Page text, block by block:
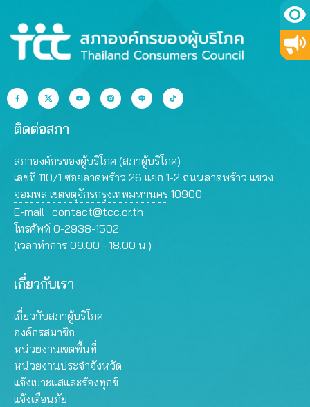
ติดต่อสภา
สภาองค์กรของผู้บริโภค (สภาผู้บริโภค)
เลขที่ 110/1 ซอยลาดพร้าว 26 แยก 1-2 ถนนลาดพร้าว แขวง
จอมพล เขตจตุจักรกรุงเทพมหานคร 10900
E-mail : contact@tcc.or.th
โทรศัพท์ 0-2938-1502
(เวลาทำการ 09.00 - 18.00 น.)
เกี่ยวกับเรา
เกี่ยวกับสภาผู้บริโภค
องค์กรสมาชิก
หน่วยงานเขตพื้นที่
หน่วยงานประจำจังหวัด
แจ้งเบาะแสและร้องทุกข์
แจ้งเตือนภัย